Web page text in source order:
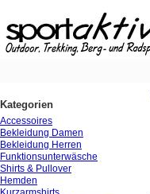
Kategorien
Accessoires
Bekleidung Damen
Bekleidung Herren
Funktionsunterwäsche
Shirts & Pullover
Hemden